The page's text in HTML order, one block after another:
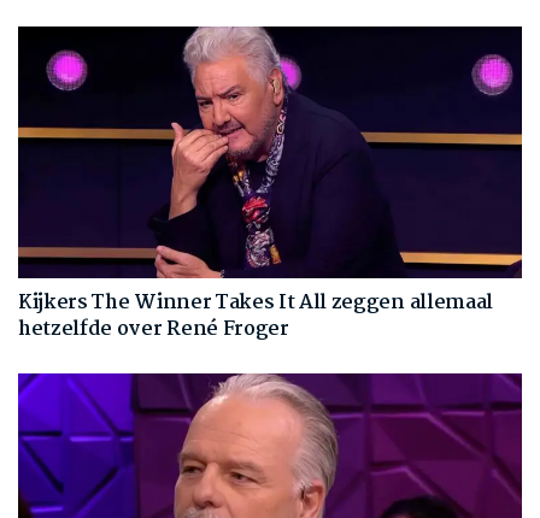
Kijkers The Winner Takes It All zeggen allemaal
hetzelfde over René Froger